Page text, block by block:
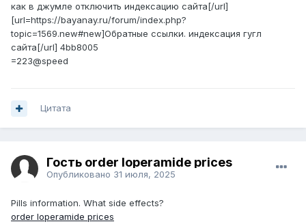
как в джумле отключить индексацию сайта[/url]
[url=https://bayanay.ru/forum/index.php?
topic=1569.new#new]Обратные ссылки. индексация гугл
сайта[/url] 4bb8005
=223@speed
Цитата
Гость order loperamide prices
Опубликовано 31 июля, 2025
Pills information. What side effects?
order loperamide prices